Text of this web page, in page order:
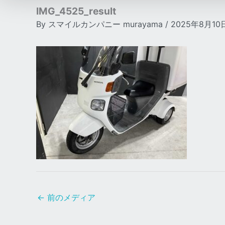
IMG_4525_result
By スマイルカンパニー murayama / 2025年8月10
← 前のメディア